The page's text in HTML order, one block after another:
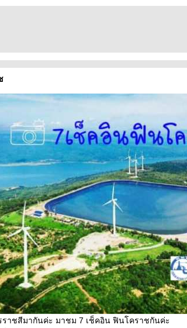
ราชสีมากันค่ะ มาชม 7 เช็คอิน ฟินโคราชกันค่ะ